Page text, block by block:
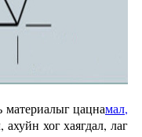
материалыг цацнамал,
хог хаягдал, лаг